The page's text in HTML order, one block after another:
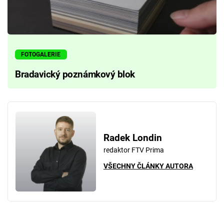
FOTOGALERIE
Bradavický poznámkový blok
Radek Londin
redaktor FTV Prima
VŠECHNY ČLÁNKY AUTORA